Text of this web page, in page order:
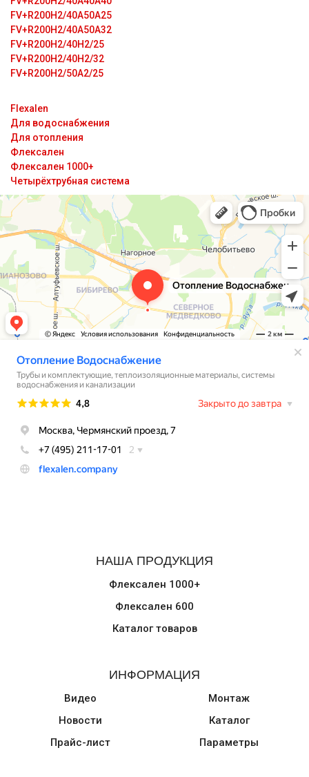
FV+R200H2/40A50A25
FV+R200H2/40A50A32
FV+R200H2/40H2/25
FV+R200H2/40H2/32
FV+R200H2/50A2/25
Flexalen
Для водоснабжения
Для отопления
Флексален
Флексален 1000+
Четырёхтрубная система
НАША ПРОДУКЦИЯ
Флексален 1000+
Флексален 600
Каталог товаров
ИНФОРМАЦИЯ
Видео
Новости
Прайс-лист
Монтаж
Каталог
Параметры